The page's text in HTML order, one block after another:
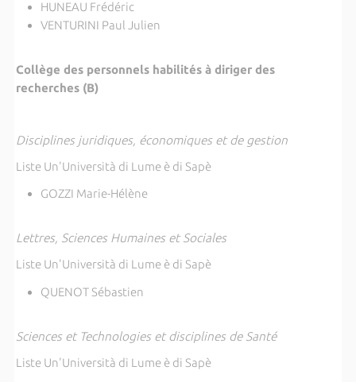
HUNEAU Frédéric
VENTURINI Paul Julien
Collège des personnels habilités à diriger des
recherches (B)
Disciplines juridiques, économiques et de gestion
Liste Un'Università di Lume è di Sapè
GOZZI Marie-Hélène
Lettres, Sciences Humaines et Sociales
Liste Un'Università di Lume è di Sapè
QUENOT Sébastien
Sciences et Technologies et disciplines de Santé
Liste Un'Università di Lume è di Sapè